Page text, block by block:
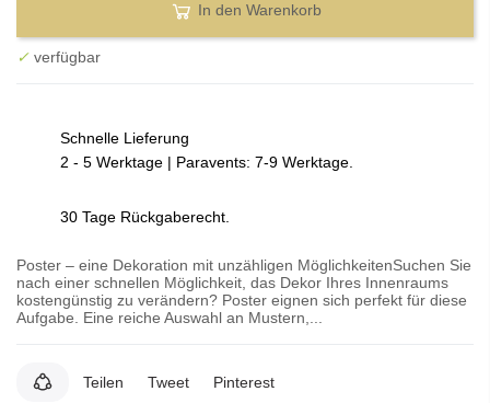
In den Warenkorb
✓ verfügbar
Schnelle Lieferung
2 - 5 Werktage | Paravents: 7-9 Werktage.
30 Tage Rückgaberecht.
Poster – eine Dekoration mit unzähligen MöglichkeitenSuchen Sie
nach einer schnellen Möglichkeit, das Dekor Ihres Innenraums
kostengünstig zu verändern? Poster eignen sich perfekt für diese
Aufgabe. Eine reiche Auswahl an Mustern,...
Teilen Tweet Pinterest